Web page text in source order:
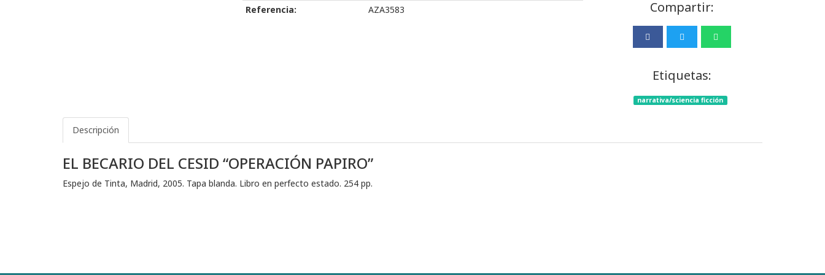
Referencia: AZA3583 Compartir:
Etiquetas:
narrativa/sciencia ficción
Descripción
EL BECARIO DEL CESID “OPERACIÓN PAPIRO”
Espejo de Tinta, Madrid, 2005. Tapa blanda. Libro en perfecto estado. 254 pp.